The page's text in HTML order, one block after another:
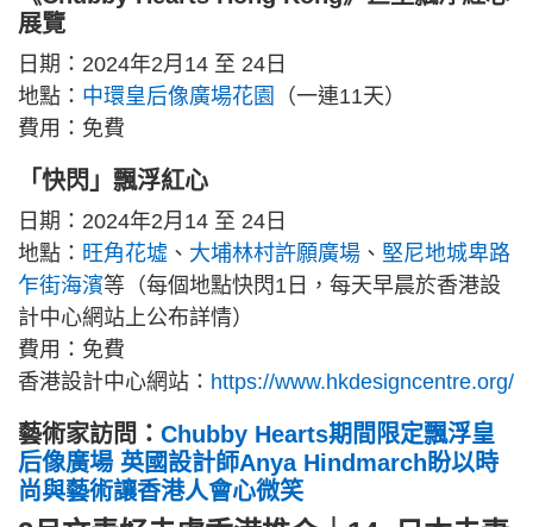
展覽
日期：2024年2月14 至 24日
地點： 中環皇后像廣場花園
（一連11天）
費用：免費
「快閃」飄浮紅心
日期：2024年2月14 至 24日
地點： 旺角花墟 、 大埔林村許願廣場 、 堅尼地城卑路
乍街海濱等（每個地點快閃1日，每天早晨於香港設
計中心網站上公布詳情）
費用：免費
香港設計中心網站： https://www.hkdesigncentre.org/
藝術家訪問： Chubby Hearts期間限定飄浮皇
后像廣場 英國設計師Anya Hindmarch盼以時
尚與藝術讓香港人會心微笑